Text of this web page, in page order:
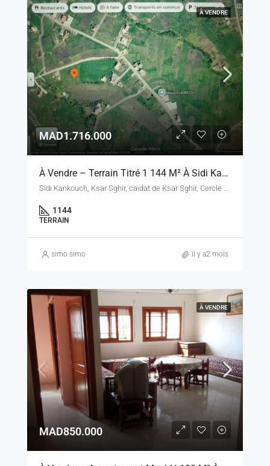
À VENDRE
MAD1.716.000
À Vendre – Terrain Titré 1 144 M² À Sidi Kankouch, Ksar Sghir – Province Fahs-Anjra
Sidi Kankouch, Ksar Sghir, caïdat de Ksar Sghir, Cercle de Fahs, Province de Fahs-Anjra, Tanger-Tétouan-Al Hoceïma, Maroc
1144
TERRAIN
simo simo il y a2 mois
À VENDRE
MAD850.000